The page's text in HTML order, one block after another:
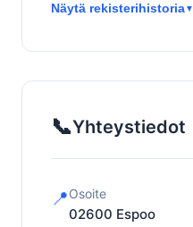
Näytä rekisterihistoria▼
📞Yhteystiedot
📍Osoite
02600 Espoo